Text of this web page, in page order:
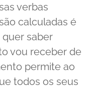
verbas
calculadas é
saber
vou receber de
permite ao
todos os seus